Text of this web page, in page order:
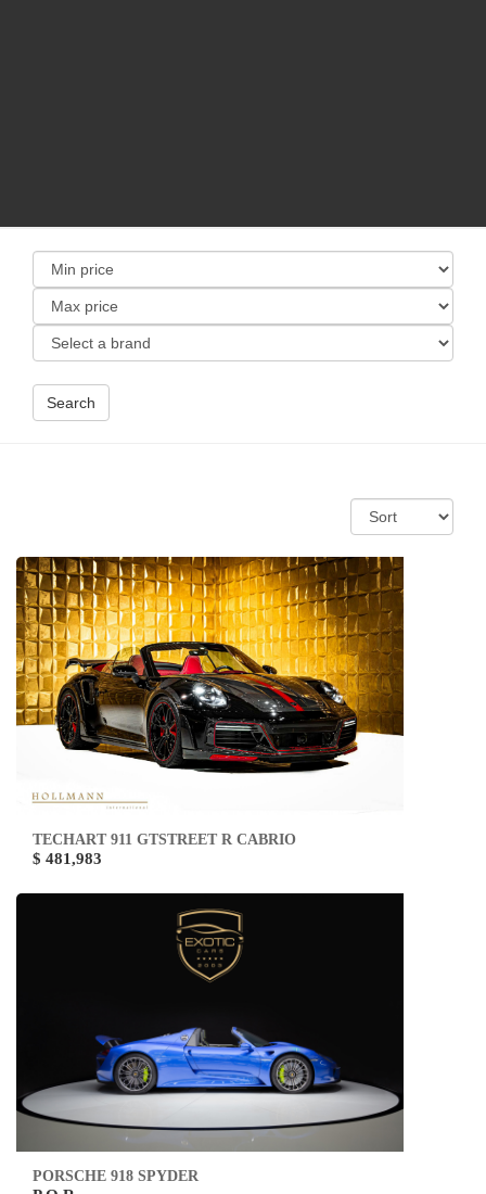
Search
TECHART 911 GTSTREET R CABRIO
$ 481,983
PORSCHE 918 SPYDER